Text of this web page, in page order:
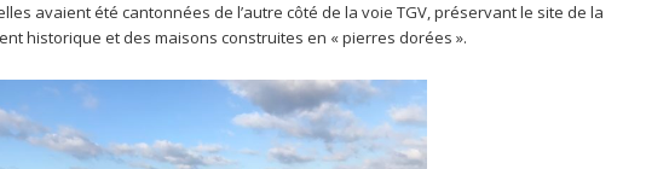
avaient été cantonnées de l’autre côté de la voie TGV, préservant le site de la
historique et des maisons construites en « pierres dorées ».